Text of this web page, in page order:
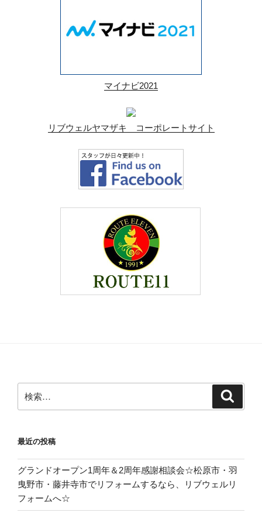
マイナビ2021
リブウェルヤマザキ コーポレートサイト
索:
最近の投稿
グランドオープン1周年＆2周年感謝相談会☆松原市・羽
曳野市・藤井寺市でリフォームするなら、リブウェルリ
フォームへ☆